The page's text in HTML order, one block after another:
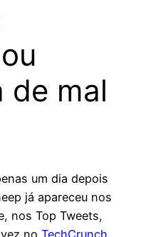
de mal
um dia depois
já apareceu nos
nos Top Tweets,